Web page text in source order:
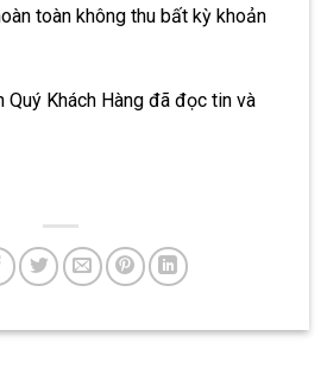
toàn không thu bất kỳ khoản
Quý Khách Hàng đã đọc tin và